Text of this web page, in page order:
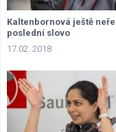
Kaltenbornová ještě
poslední slovo
17.02. 2018